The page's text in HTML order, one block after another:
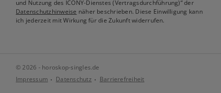
und Nutzung des ICONY-Dienstes (Vertragsdurchführung)“ der
Datenschutzhinweise näher beschrieben. Diese Einwilligung kann
ich jederzeit mit Wirkung für die Zukunft widerrufen.
© 2026 - horoskop-singles.de
Impressum
Datenschutz Barrierefreiheit